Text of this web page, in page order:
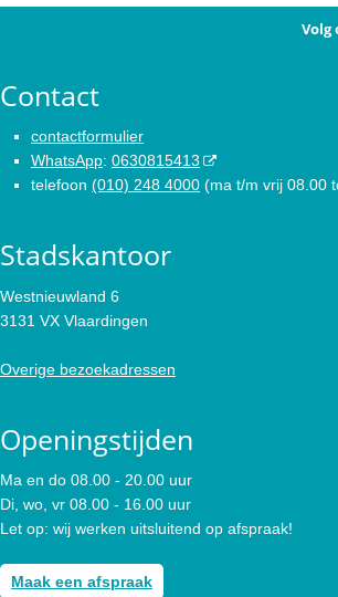
Volg
Contact
contactformulier
WhatsApp: 0630815413
telefoon (010) 248 4000 (ma t/m vrij 08.00
Stadskantoor
Westnieuwland 6
3131 VX Vlaardingen
Overige bezoekadressen
Openingstijden
Ma en do 08.00 - 20.00 uur
Di, wo, vr 08.00 - 16.00 uur
Let op: wij werken uitsluitend op afspraak!
Maak een afspraak